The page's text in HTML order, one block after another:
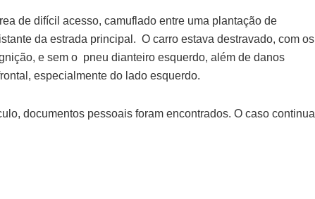
de difícil acesso, camuflado entre uma plantação de
da estrada principal. O carro estava destravado, com os
e sem o pneu dianteiro esquerdo, além de danos
especialmente do lado esquerdo.
documentos pessoais foram encontrados. O caso continua